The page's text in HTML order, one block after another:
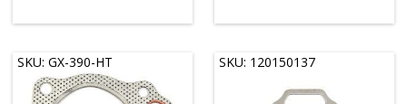
SKU: GX-390-HT SKU: 120150137